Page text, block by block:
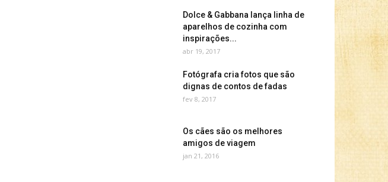
Dolce & Gabbana lança linha de
aparelhos de cozinha com
inspirações...
abr 19, 2017
Fotógrafa cria fotos que são
dignas de contos de fadas
fev 8, 2017
Os cães são os melhores
amigos de viagem
jan 21, 2016